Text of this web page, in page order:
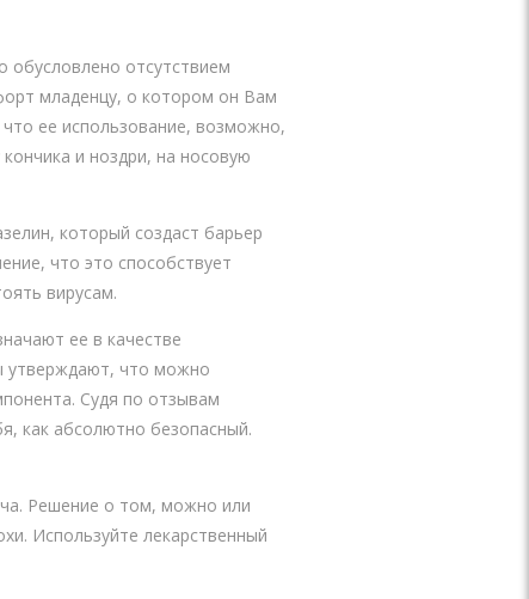
обусловлено отсутствием
младенцу, о котором он Вам
ее использование, возможно,
и ноздри, на носовую
который создаст барьер
что это способствует
вирусам.
ее в качестве
утверждают, что можно
Судя по отзывам
как абсолютно безопасный.
Решение о том, можно или
Используйте лекарственный